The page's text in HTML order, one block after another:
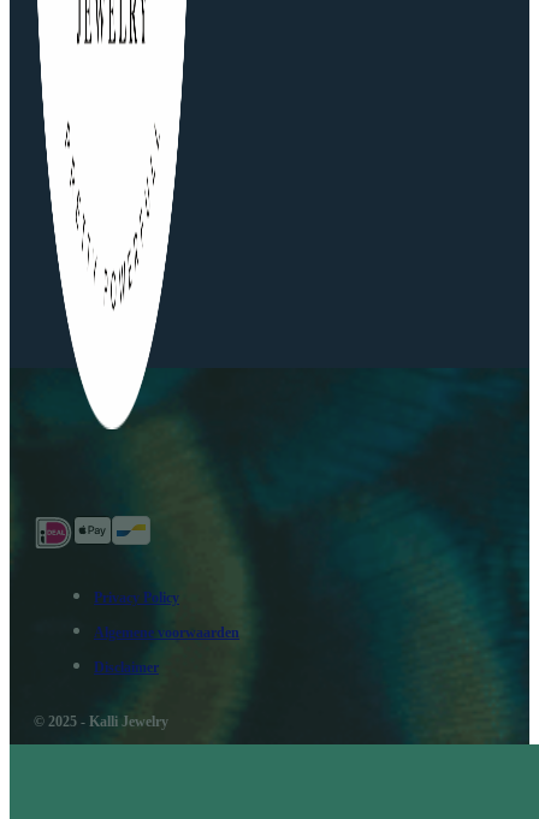
Privacy Policy
Algemene voorwaarden
Disclaimer
© 2025 - Kalli Jewelry